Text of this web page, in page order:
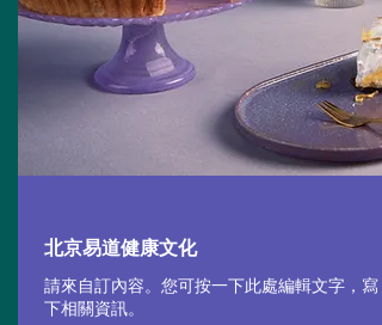
北京易道健康文化
請來自訂內容。您可按一下此處編輯文字，寫
下相關資訊。